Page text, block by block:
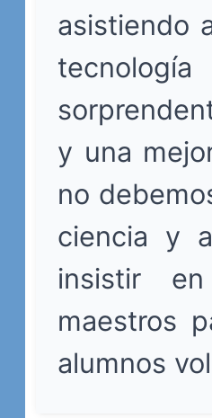
asistiendo
y una
no
ciencia y
insistir
maestros
alumnos